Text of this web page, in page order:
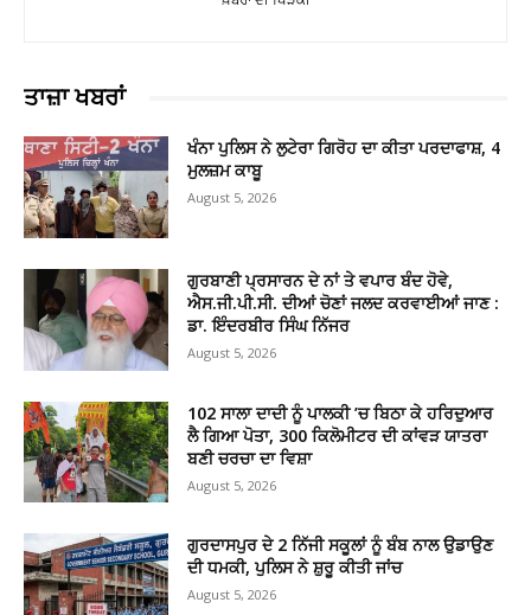
ਤਾਜ਼ਾ ਖਬਰਾਂ
ਖੰਨਾ ਪੁਲਿਸ ਨੇ ਲੁਟੇਰਾ ਗਿਰੋਹ ਦਾ ਕੀਤਾ ਪਰਦਾਫਾਸ਼, 4
ਮੁਲਜ਼ਮ ਕਾਬੂ
August 5, 2026
ਗੁਰਬਾਣੀ ਪ੍ਰਸਾਰਨ ਦੇ ਨਾਂ ਤੇ ਵਪਾਰ ਬੰਦ ਹੋਵੇ,
ਐਸ.ਜੀ.ਪੀ.ਸੀ. ਦੀਆਂ ਚੋਣਾਂ ਜਲਦ ਕਰਵਾਈਆਂ ਜਾਣ :
ਡਾ. ਇੰਦਰਬੀਰ ਸਿੰਘ ਨਿੱਜਰ
August 5, 2026
102 ਸਾਲਾ ਦਾਦੀ ਨੂੰ ਪਾਲਕੀ ’ਚ ਬਿਠਾ ਕੇ ਹਰਿਦੁਆਰ
ਲੈ ਗਿਆ ਪੋਤਾ, 300 ਕਿਲੋਮੀਟਰ ਦੀ ਕਾਂਵੜ ਯਾਤਰਾ
ਬਣੀ ਚਰਚਾ ਦਾ ਵਿਸ਼ਾ
August 5, 2026
ਗੁਰਦਾਸਪੁਰ ਦੇ 2 ਨਿੱਜੀ ਸਕੂਲਾਂ ਨੂੰ ਬੰਬ ਨਾਲ ਉਡਾਉਣ
ਦੀ ਧਮਕੀ, ਪੁਲਿਸ ਨੇ ਸ਼ੁਰੂ ਕੀਤੀ ਜਾਂਚ
August 5, 2026